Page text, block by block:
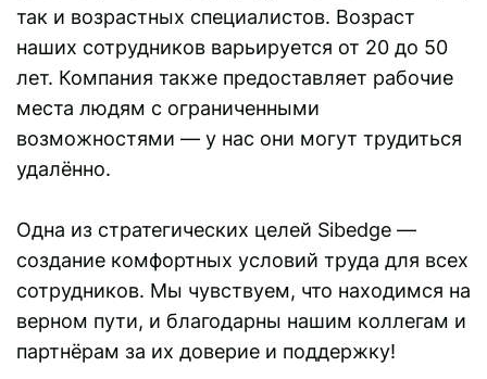
так и возрастных специалистов. Возраст
наших сотрудников варьируется от 20 до 50
лет. Компания также предоставляет рабочие
места людям с ограниченными
возможностями — у нас они могут трудиться
удалённо.
Одна из стратегических целей Sibedge —
создание комфортных условий труда для всех
сотрудников. Мы чувствуем, что находимся на
верном пути, и благодарны нашим коллегам и
партнёрам за их доверие и поддержку!